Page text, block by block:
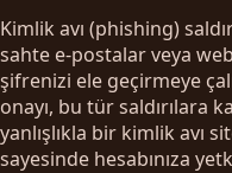
Kimlik avı (phishing)
sahte e-postalar veya
şifrenizi ele geçirmeye
onayı, bu tür saldırılara
yanlışlıkla bir kimlik avı
sayesinde hesabınıza